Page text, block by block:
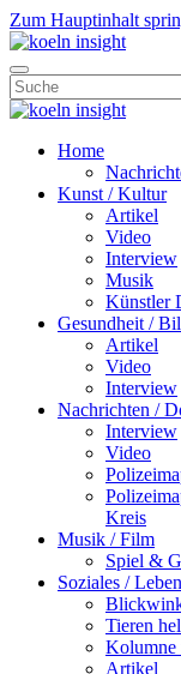
Zum Hauptinhalt
Home
Kunst / Kultur
Artikel
Video
Interview
Musik
Künstler
Gesundheit /
Artikel
Video
Interview
Nachrichten /
Interview
Video
Kreis
Musik / Film
Spiel &
Soziales / Leben
Tieren
Kolumne
Artikel